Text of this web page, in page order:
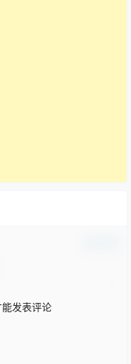
发表评论